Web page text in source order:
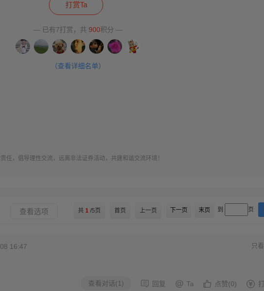
打赏Ta
— 已有7打赏，共 900积分 —
（查看详细名单）
任，倡导理性交流，远离非法证券活动，共建和谐交流环境！
查看选项 到 页
末页
下一页
上一页
首页
共 1 /5页
16:47 只
点赞(0)
Ta
回复
查看对话(1)